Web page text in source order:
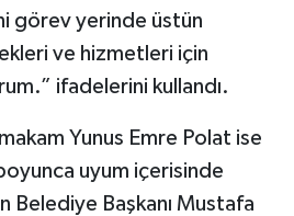
görev yerinde üstün
ve hizmetleri için
ifadelerini kullandı.
Yunus Emre Polat ise
uyum içerisinde
Belediye Başkanı Mustafa